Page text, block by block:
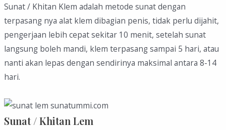
Sunat / Khitan Klem adalah metode sunat dengan
terpasang nya alat klem dibagian penis, tidak perlu dijahit,
pengerjaan lebih cepat sekitar 10 menit, setelah sunat
langsung boleh mandi, klem terpasang sampai 5 hari, atau
nanti akan lepas dengan sendirinya maksimal antara 8-14
hari.
Sunat / Khitan Lem